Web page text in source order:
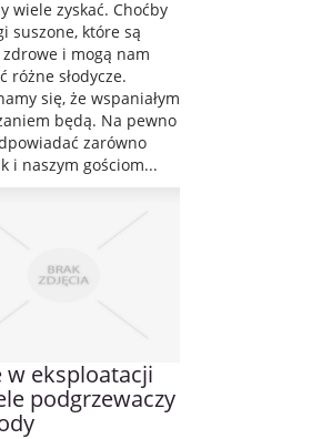
wiele zyskać. Choćby
suszone, które są
i mogą nam
różne słodycze.
się, że wspaniałym
będą. Na pewno
zarówno
i naszym gościom...
w eksploatacji
podgrzewaczy